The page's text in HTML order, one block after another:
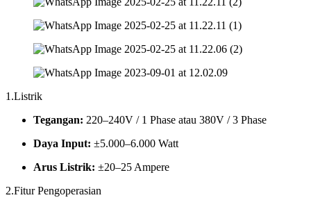
1.Listrik
Tegangan: 220–240V / 1 Phase atau 380V / 3 Phase
Daya Input: ±5.000–6.000 Watt
Arus Listrik: ±20–25 Ampere
2.Fitur Pengoperasian